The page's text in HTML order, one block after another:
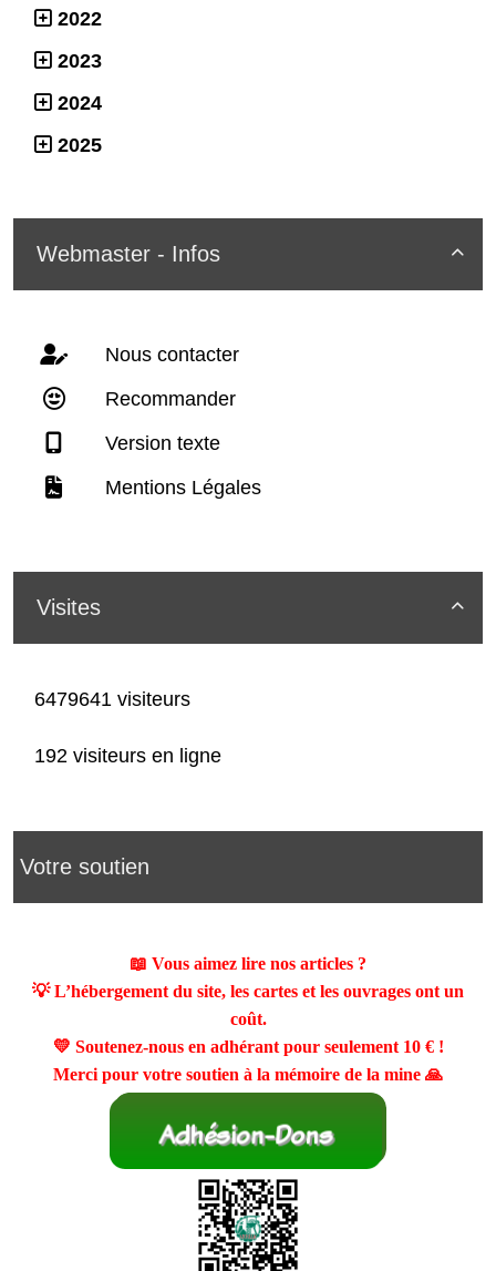
2022
2023
2024
2025

Webmaster - Infos
Nous contacter
Recommander
Version texte
Mentions Légales

Visites
6479641 visiteurs
192 visiteurs en ligne
Votre soutien
📖 Vous aimez lire nos articles ?
💡 L’hébergement du site, les cartes et les ouvrages ont un
coût.
💛 Soutenez-nous en adhérant pour seulement 10 €!
Merci pour votre soutien à la mémoire de la mine 🙏